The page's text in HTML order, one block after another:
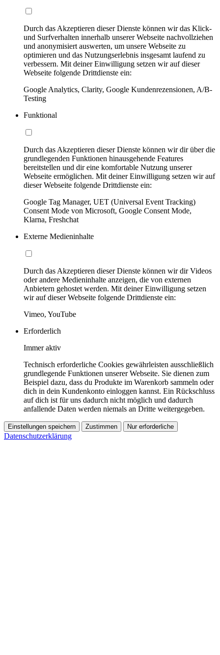
Durch das Akzeptieren dieser Dienste können wir das Klick-
und Surfverhalten innerhalb unserer Webseite nachvollziehen
und anonymisiert auswerten, um unsere Webseite zu
optimieren und das Nutzungserlebnis insgesamt laufend zu
verbessern. Mit deiner Einwilligung setzen wir auf dieser
Webseite folgende Drittdienste ein:
Google Analytics, Clarity, Google Kundenrezensionen, A/B-
Testing
Funktional
Durch das Akzeptieren dieser Dienste können wir dir über die
grundlegenden Funktionen hinausgehende Features
bereitstellen und dir eine komfortable Nutzung unserer
Webseite ermöglichen. Mit deiner Einwilligung setzen wir auf
dieser Webseite folgende Drittdienste ein:
Google Tag Manager, UET (Universal Event Tracking)
Consent Mode von Microsoft, Google Consent Mode,
Klarna, Freshchat
Externe Medieninhalte
Durch das Akzeptieren dieser Dienste können wir dir Videos
oder andere Medieninhalte anzeigen, die von externen
Anbietern gehostet werden. Mit deiner Einwilligung setzen
wir auf dieser Webseite folgende Drittdienste ein:
Vimeo, YouTube
Erforderlich
Immer aktiv
Technisch erforderliche Cookies gewährleisten ausschließlich
grundlegende Funktionen unserer Webseite. Sie dienen zum
Beispiel dazu, dass du Produkte im Warenkorb sammeln oder
dich in dein Kundenkonto einloggen kannst. Ein Rückschluss
auf dich ist für uns dadurch nicht möglich und dadurch
anfallende Daten werden niemals an Dritte weitergegeben.
Einstellungen speichern Zustimmen Nur erforderliche
Datenschutzerklärung